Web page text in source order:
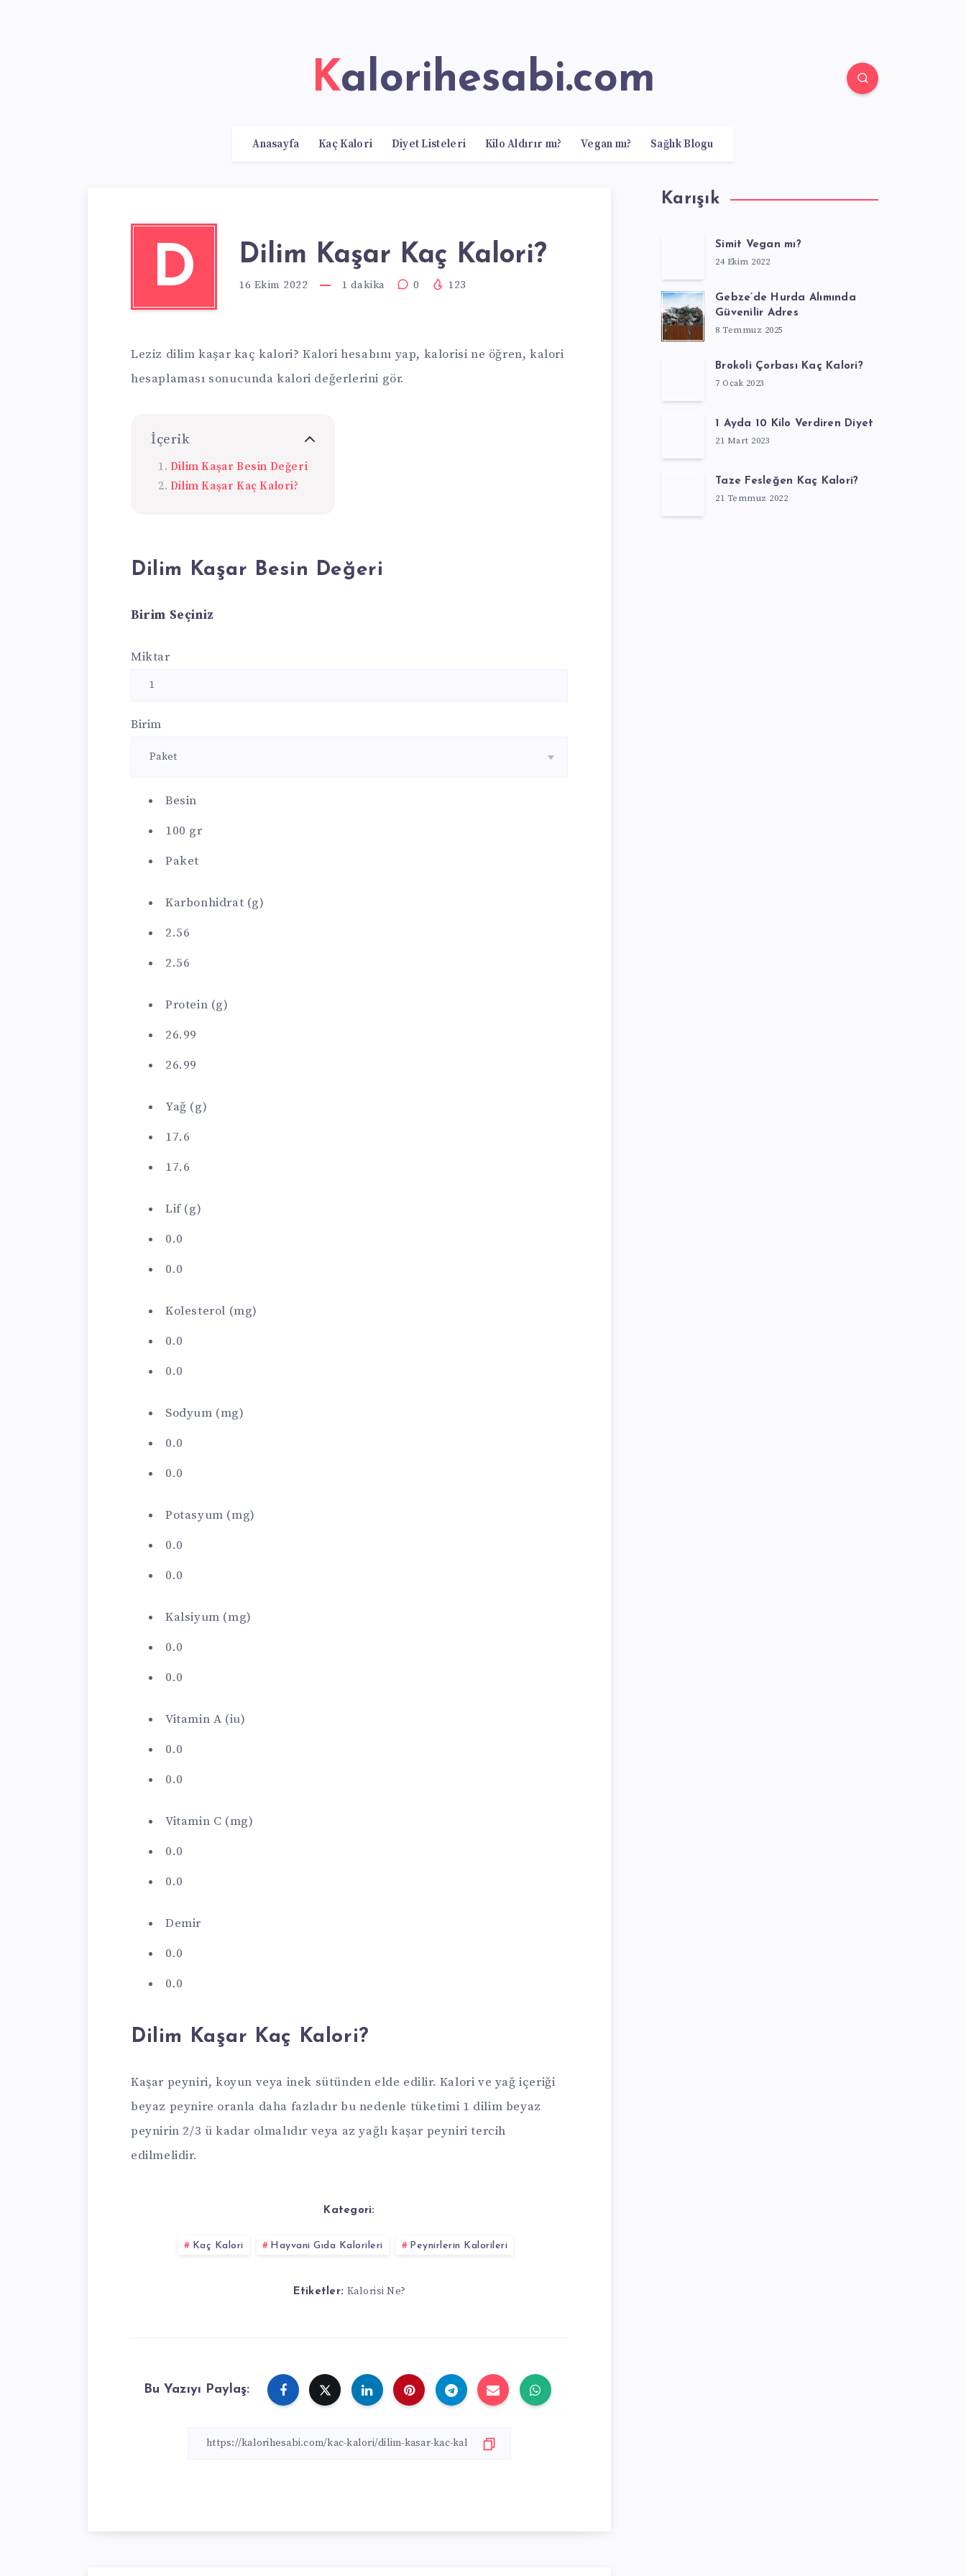
Kalorihesabi.com
Anasayfa Kaç Kalori Diyet Listeleri Kilo Aldırır mı? Vegan mı? Sağlık Blogu
D Dilim Kaşar Kaç Kalori?
16 Ekim 2022 1 dakika 0 123
Leziz dilim kaşar kaç kalori? Kalori hesabını yap, kalorisi ne öğren, kalori
hesaplaması sonucunda kalori değerlerini gör.
İçerik
Dilim Kaşar Besin Değeri
Dilim Kaşar Kaç Kalori?
Dilim Kaşar Besin Değeri
Birim Seçiniz
Miktar
Birim
Besin
100 gr
Paket
Karbonhidrat (g)
2.56
2.56
Protein (g)
26.99
26.99
Yağ (g)
17.6
17.6
Lif (g)
0.0
0.0
Kolesterol (mg)
0.0
0.0
Sodyum (mg)
0.0
0.0
Potasyum (mg)
0.0
0.0
Kalsiyum (mg)
0.0
0.0
Vitamin A (iu)
0.0
0.0
Vitamin C (mg)
0.0
0.0
Demir
0.0
0.0
Dilim Kaşar Kaç Kalori?
Kaşar peyniri, koyun veya inek sütünden elde edilir. Kalori ve yağ içeriği
beyaz peynire oranla daha fazladır bu nedenle tüketimi 1 dilim beyaz
peynirin 2/3 ü kadar olmalıdır veya az yağlı kaşar peyniri tercih
edilmelidir.
Kategori:
Kaç Kalori Hayvani Gıda Kalorileri Peynirlerin Kalorileri
Etiketler: Kalorisi Ne?
Bu Yazıyı Paylaş:
Karışık
Simit Vegan mı?
24 Ekim 2022
Gebze’de Hurda Alımında
Güvenilir Adres
8 Temmuz 2025
Brokoli Çorbası Kaç Kalori?
7 Ocak 2023
1 Ayda 10 Kilo Verdiren Diyet
21 Mart 2023
Taze Fesleğen Kaç Kalori?
21 Temmuz 2022